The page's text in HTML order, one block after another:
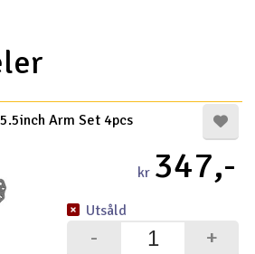
Arm Set 4pcs
kr 347,-
+
-
Utsåld